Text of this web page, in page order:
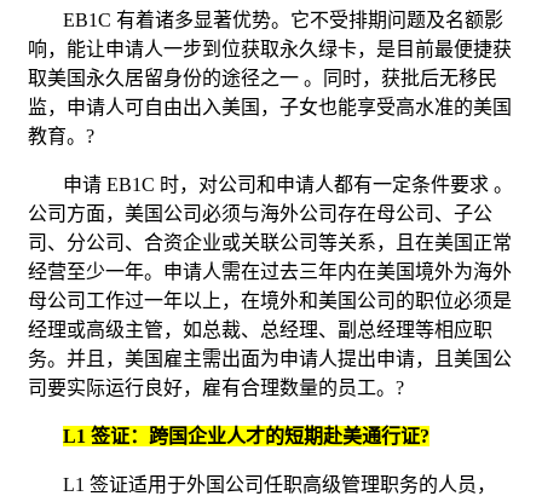
EB1C有着诸多显著优势。它不受排期问题及名额影
响，能让申请人一步到位获取永久绿卡，是目前最便捷获
取美国永久居留身份的途径之一 。同时，获批后无移民
监，申请人可自由出入美国，子女也能享受高水准的美国
教育。 ?
申请 EB1C 时，对公司和申请人都有一定条件要求 。
公司方面，美国公司必须与海外公司存在母公司、子公
司、分公司、合资企业或关联公司等关系，且在美国正常
经营至少一年。申请人需在过去三年内在美国境外为海外
母公司工作过一年以上，在境外和美国公司的职位必须是
经理或高级主管，如总裁、总经理、副总经理等相应职
务。并且，美国雇主需出面为申请人提出申请，且美国公
司要实际运行良好，雇有合理数量的员工。 ?
L1签证：跨国企业人才的短期赴美通行证?
L1签证适用于外国公司任职高级管理职务的人员，